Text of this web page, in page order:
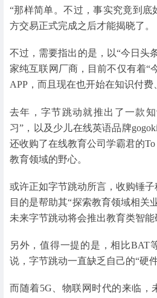
“那样简单。不过，事实究竟到底
方交易正式完成之后才能揭晓了。
不过，需要指出的是，以“今日头
家纯互联网厂商，目前不仅有着“
APP，而且现在也开始在知识付费
去年，字节跳动就推出了一款
习”，以及少儿在线英语品牌
还收购了在线教育公司学霸君的
教育领域的野心。
或许正如字节跳动所言，收购锤子
目的是帮助其“探索教育领域相关
未来字节跳动将会推出教育类智能
另外，值得一提的是，相比BAT
说，字节跳动一直缺乏自己的“硬
而随着5G、物联网时代的来临，